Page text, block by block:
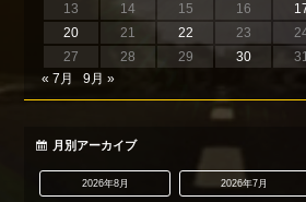
13
14 15 16
20
21 22 23
27
28 29 30
« 7月
9月 »
月別アーカイブ
2026年8月 2026年7月